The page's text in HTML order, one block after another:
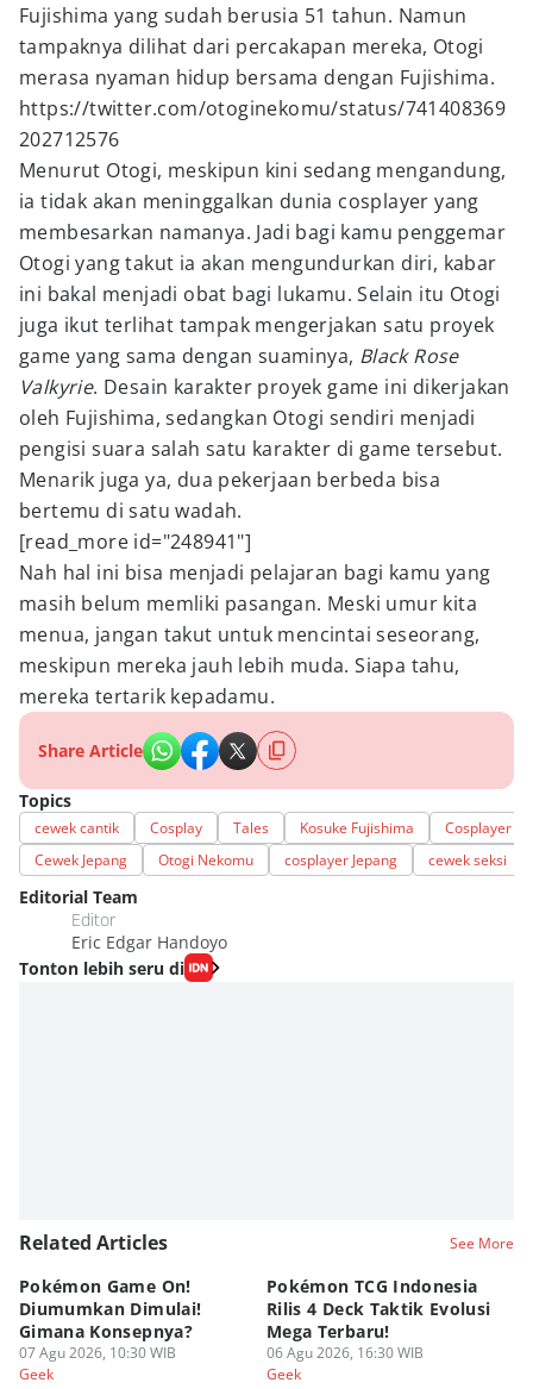
Fujishima yang sudah berusia 51 tahun. Namun
tampaknya dilihat dari percakapan mereka, Otogi
merasa nyaman hidup bersama dengan Fujishima.
https://twitter.com/otoginekomu/status/741408369
202712576
Menurut Otogi, meskipun kini sedang mengandung,
ia tidak akan meninggalkan dunia cosplayer yang
membesarkan namanya. Jadi bagi kamu penggemar
Otogi yang takut ia akan mengundurkan diri, kabar
ini bakal menjadi obat bagi lukamu. Selain itu Otogi
juga ikut terlihat tampak mengerjakan satu proyek
game yang sama dengan suaminya, Black Rose
Valkyrie. Desain karakter proyek game ini dikerjakan
oleh Fujishima, sedangkan Otogi sendiri menjadi
pengisi suara salah satu karakter di game tersebut.
Menarik juga ya, dua pekerjaan berbeda bisa
bertemu di satu wadah.
[read_more id="248941"]
Nah hal ini bisa menjadi pelajaran bagi kamu yang
masih belum memliki pasangan. Meski umur kita
menua, jangan takut untuk mencintai seseorang,
meskipun mereka jauh lebih muda. Siapa tahu,
mereka tertarik kepadamu.
Share Article
Topics
cewek cantik Cosplay Tales Kosuke Fujishima
Cosplayer
Cewek Jepang
Otogi Nekomu cosplayer Jepang cewek seksi
Editorial Team
Editor
Eric Edgar Handoyo
Tonton lebih seru di
Related Articles See More
Pokémon Game On!
Diumumkan Dimulai!
Gimana Konsepnya?
07 Agu 2026, 10:30 WIB
Geek
Pokémon TCG Indonesia
Rilis 4 Deck Taktik Evolusi
Mega Terbaru!
06 Agu 2026, 16:30 WIB
Geek